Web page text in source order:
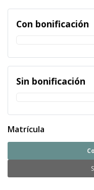
Con bonificación
Sin bonificación
Matrícula